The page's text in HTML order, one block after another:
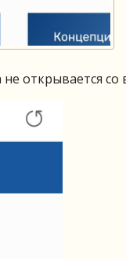
открывается со